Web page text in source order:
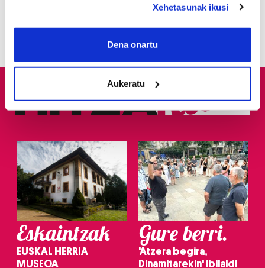
If you allow, we would also like to:
Collect information about your geographical
meters
Identify your device by actively scanning it for
specific characteristics (fingerprinting)
Find out more about how your personal data is processed
Guk eta gure bazkideek zure datu pertsonalak
prozesatzen ditugu, zure IP zenbakia, besteak beste,
teknologia erabiliz, cookieak adibidez, iragarki eta eduki
pertsonalizatuak eskaintzeko, iragarkiak eta edukia
neurtzeko, jendeari buruzko informazioa biltzeko eta
produktuak garatzeko. Zure datuak nork eta zertarako
erabiltzen dituen hauta dezakezu.
Xehetasunak ikusi
Dena onartu
Aukeratu
Donostiarrek eklipsea
ikusteko planik dute?
Eskaintzak
EUSKAL HERRIA
MUSEOA
Gure berri.
'Atzera begira,
Dinamitarekin' ibilaldi